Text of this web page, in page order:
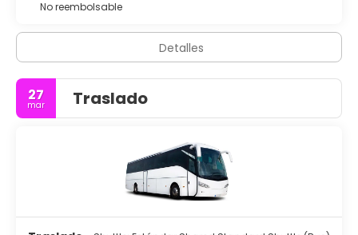
un pequeño suplemento podrás aprovechar prestaciones
disponible 24 horas y aparcamiento sin asistencia (de
pago).
No reembolsable
Detalles
27
mar Traslado